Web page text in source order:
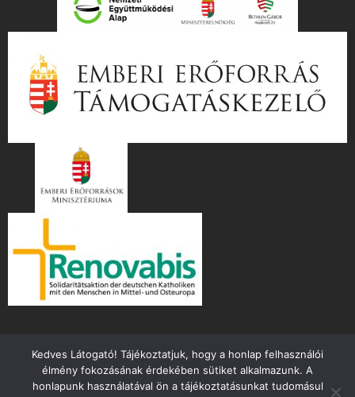
Kedves Látogató! Tájékoztatjuk, hogy a honlap felhasználói
élmény fokozásának érdekében sütiket alkalmazunk. A
honlapunk használatával ön a tájékoztatásunkat tudomásul